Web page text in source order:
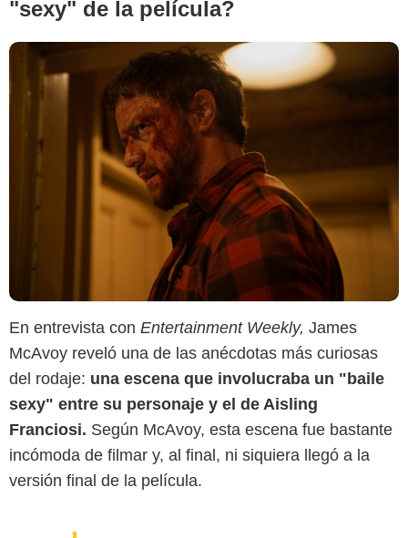
"sexy" de la película?
En entrevista con Entertainment Weekly, James
McAvoy reveló una de las anécdotas más curiosas
del rodaje: una escena que involucraba un "baile
sexy" entre su personaje y el de Aisling
Franciosi. Según McAvoy, esta escena fue bastante
incómoda de filmar y, al final, ni siquiera llegó a la
versión final de la película.